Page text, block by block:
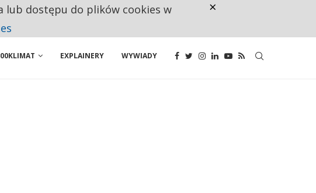
EXPLAINERY WYWIADY
lub dostępu do plików cookies w
×